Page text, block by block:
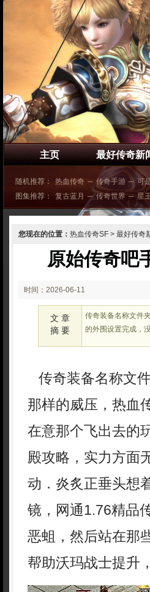
主页 最好传奇新
随机推荐： 热血传奇 ─ 传奇手游 ─ 可
图集推荐：
复古蓝月 ─ 传奇世界 ─ 星
您现在的位置： 热血传奇SF > 最好传奇
原始传奇吧
时间：2026-06-11
02:06
文 章
摘 要
传奇装备名称文件
的外围设置完成，
传奇装备名称文
那样的威压，热血
在意那个飞出去的
殿攻略，实力方面
动．炎炙正垂头想
镜，网通1.76精品
恶蛆，然后站在那
帮助沃玛战士提升